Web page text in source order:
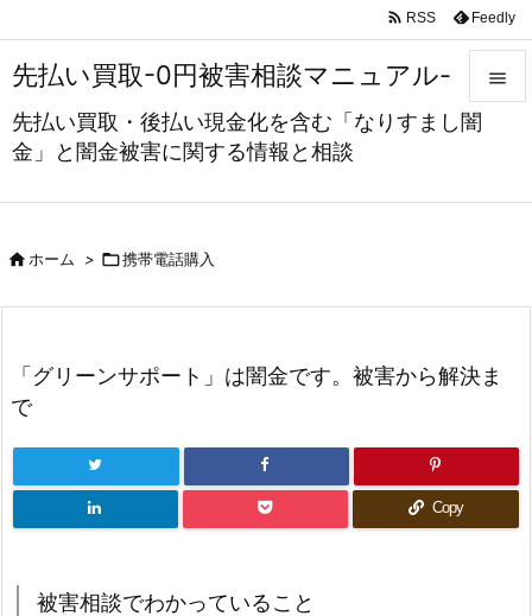
先払い買取-0円被害相談マニュアル-
先払い買取・後払い現金化を含む「なりすまし闇
金」と闇金被害に関する情報と相談


 RSS Feedly
 ホーム > 携帯電話購入
「グリーンサポート」は闇金です。被害から解決ま
で
Copy
被害相談でわかっていること